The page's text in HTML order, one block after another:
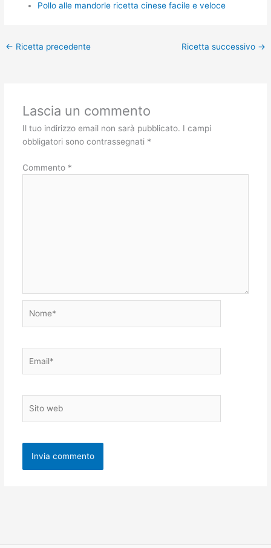
Pollo alle mandorle ricetta cinese facile e veloce
← Ricetta precedente Ricetta successivo →
Lascia un commento
Il tuo indirizzo email non sarà pubblicato. I campi
obbligatori sono contrassegnati *
Commento *
web